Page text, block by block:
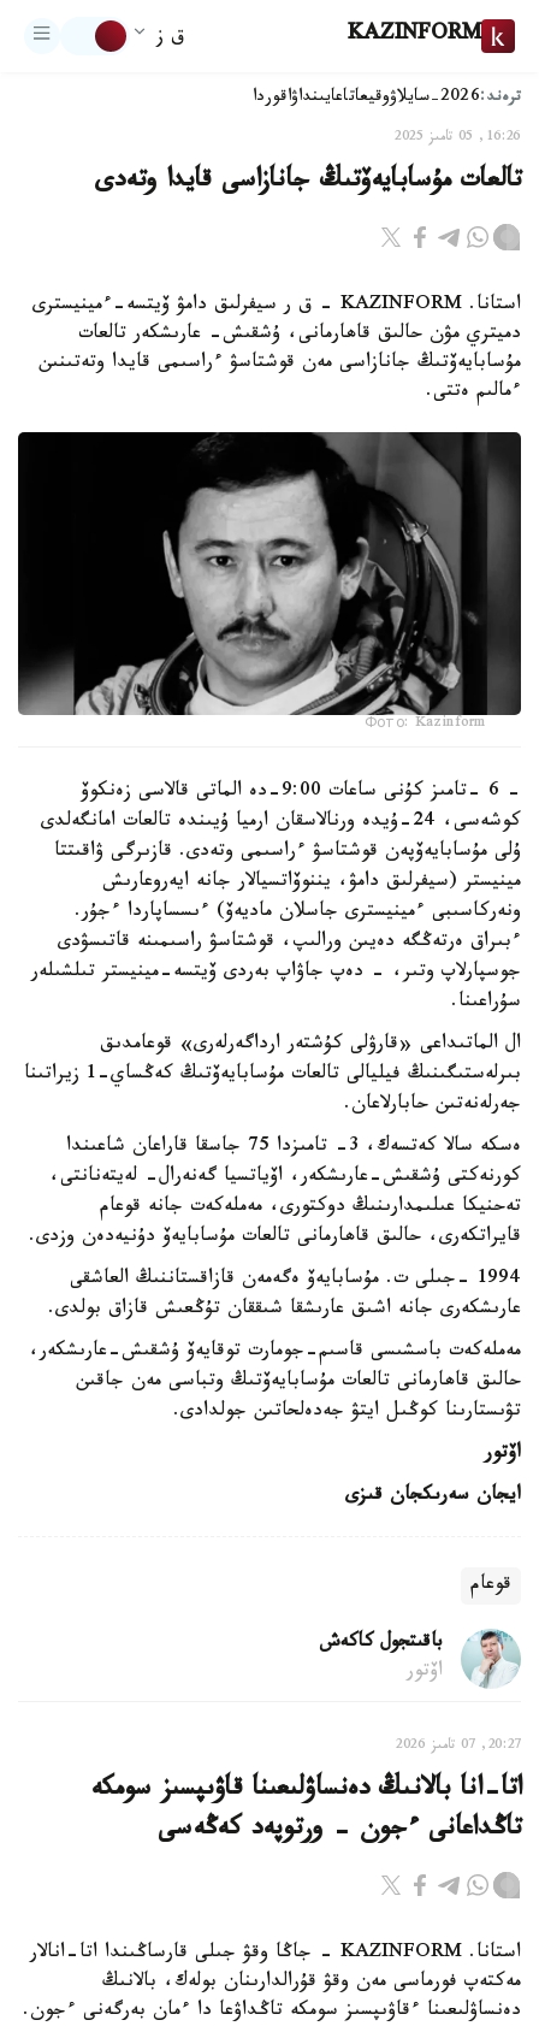
KAZINFORM ق ز
ترەند:2026-سايلاۋ وقيعاتاعايىنداۋاقوردا
16:26, 05 تامىز 2025
تالعات مۇسابايەۆتىڭ جانازاسى قايدا وتەدى
استانا. KAZINFORM - ق ر سيفرلىق دامۋ ۆيتسە-ءمينيسترى
دميتري مۋن حالىق قاھارمانى، ۇشقىش- عارىشكەر تالعات
مۇسابايەۆتىڭ جانازاسى مەن قوشتاسۋ ءراسىمى قايدا وتەتىنىن
ءمالىم ەتتى.
Фото: Kazinform
- 6 -تامىز كۇنى ساعات 9:00-دە الماتى قالاسى زەنكوۆ
كوشەسى، 24-ۇيدە ورنالاسقان ارميا ۇيىندە تالعات امانگەلدى
ۇلى مۇسابايەۆپەن قوشتاسۋ ءراسىمى وتەدى. قازىرگى ۋاقىتتا
مينيستر (سيفرلىق دامۋ، يننوۆاتسيالار جانە ايەروعارىش
ونەركاسىبى ءمينيسترى جاسلان ماديەۆ) ءىسساپاردا ءجۇر.
ءبىراق ەرتەڭگە دەيىن ورالىپ، قوشتاسۋ راسىمىنە قاتىسۋدى
جوسپارلاپ وتىر، - دەپ جاۋاپ بەردى ۆيتسە-مينيستر تىلشىلەر
سۇراعىنا.
ال الماتىداعى «قارۋلى كۇشتەر ارداگەرلەرى» قوعامدىق
بىرلەستىگىنىڭ فيليالى تالعات مۇسابايەۆتىڭ كەڭساي-1 زيراتىنا
جەرلەنەتىن حابارلاعان.
ەسكە سالا كەتسەك، 3- تامىزدا 75 جاسقا قاراعان شاعىندا
كورنەكتى ۇشقىش-عارىشكەر، اۆياتسيا گەنەرال- لەيتەنانتى،
تەحنيكا عىلىمدارىنىڭ دوكتورى، مەملەكەت جانە قوعام
قايراتكەرى، حالىق قاھارمانى تالعات مۇسابايەۆ دۇنيەدەن وزدى.
1994 -جىلى ت. مۇسابايەۆ ەگەمەن قازاقستاننىڭ العاشقى
عارىشكەرى جانە اشىق عارىشقا شىققان تۇڭعىش قازاق بولدى.
مەملەكەت باسشىسى قاسىم-جومارت توقايەۆ ۇشقىش-عارىشكەر،
حالىق قاھارمانى تالعات مۇسابايەۆتىڭ وتباسى مەن جاقىن
تۋىستارىنا كوڭىل ايتۋ جەدەلحاتىن جولدادى.
اۆتور
ايجان سەرىكجان قىزى
قوعام
باقىتجول كاكەش
اۆتور
20:27, 07 تامىز 2026
اتا-انا بالانىڭ دەنساۋلىعىنا قاۋىپسىز سومكە
تاڭداعانى ءجون - ورتوپەد كەڭەسى
استانا. KAZINFORM - جاڭا وقۋ جىلى قارساڭىندا اتا-انالار
مەكتەپ فورماسى مەن وقۋ قۇرالدارىنان بولەك، بالانىڭ
دەنساۋلىعىنا ءقاۋىپسىز سومكە تاڭداۋعا دا ءمان بەرگەنى ءجون.